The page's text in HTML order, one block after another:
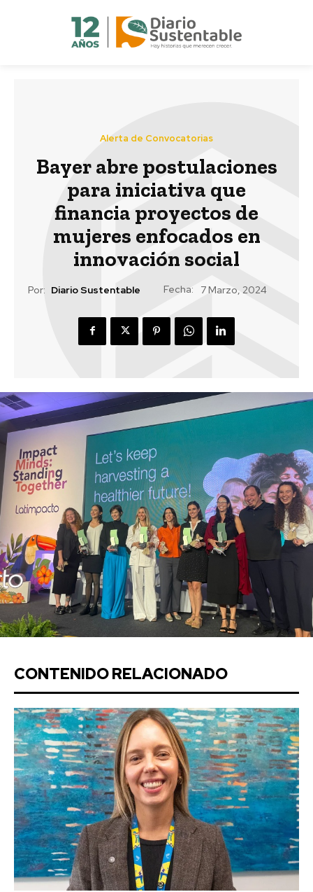
Alerta de Convocatorias
Bayer abre postulaciones
para iniciativa que
financia proyectos de
mujeres enfocados en
innovación social
Por: Diario Sustentable Fecha: 7 Marzo, 2024
CONTENIDO RELACIONADO